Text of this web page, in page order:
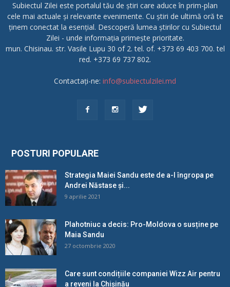
Subiectul Zilei este portalul tău de știri care aduce în prim-plan
cele mai actuale și relevante evenimente. Cu știri de ultimă oră te
ținem conectat la esențial. Descoperă lumea știrilor cu Subiectul
Zilei - unde informația primește prioritate.
mun. Chisinau. str. Vasile Lupu 30 of 2. tel. of. +373 69 403 700. tel
red. +373 69 737 802.
Contactați-ne: info@subiectulzilei.md
POSTURI POPULARE
Strategia Maiei Sandu este de a-l îngropa pe
Andrei Năstase și...
9 aprilie 2021
Plahotniuc a decis: Pro-Moldova o susține pe
Maia Sandu
27 octombrie 2020
Care sunt condițiile companiei Wizz Air pentru
a reveni la Chișinău